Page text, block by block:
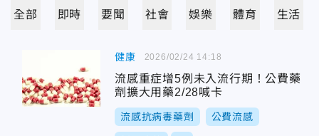
全部 即時 要聞 社會 娛樂 體育 生活
健康
流感重症增5例未入流行期！公費藥
劑擴大用藥2/28喊卡
流感抗病毒藥劑 公費流感
2026/02/24 14:18